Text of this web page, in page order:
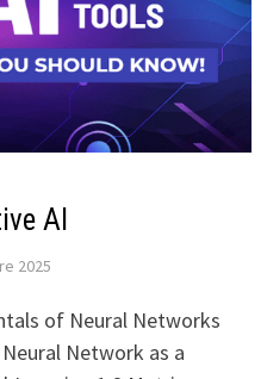
AI
2025
of Neural Networks
Network as a